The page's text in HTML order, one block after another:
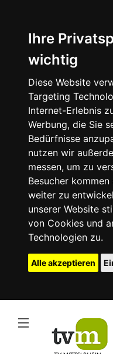
Ihre
wichtig
Diese Website
Targeting
Internet-Erlebnis
Werbung, die Sie
Bedürfnisse
nutzen wir
messen, um zu
Besucher
weiter zu
unserer Website
von Cookies und
Technologien zu.
Alle akzeptieren